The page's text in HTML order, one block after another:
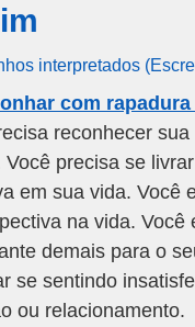
interpretados
com
reconhecer sua
precisa se
em sua vida. Você
na vida. Você
demais para o
se sentindo
ou relacionamento.